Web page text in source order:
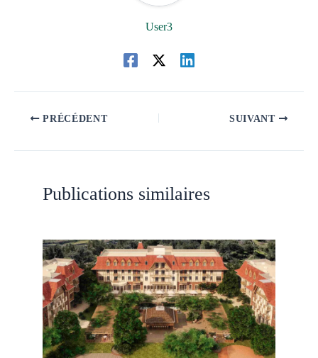
User3
PRÉCÉDENT SUIVANT
Publications similaires